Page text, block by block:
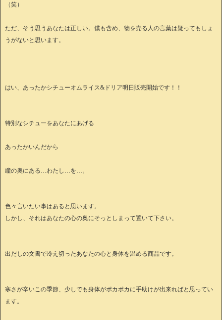
（笑）
ただ、そう思うあなたは正しい。僕も含め、物を売る人の言葉は疑ってもしょ
うがないと思います。
はい、あったかシチューオムライス&ドリア明日販売開始です！！
特別なシチューをあなたにあげる
あったかいんだから
瞳の奥にある…わたし…を…。
色々言いたい事はあると思います。
しかし、それはあなたの心の奥にそっとしまって置いて下さい。
出だしの文書で冷え切ったあなたの心と身体を温める商品です。
寒さが辛いこの季節、少しでも身体がポカポカに手助けが出来ればと思ってい
ます。